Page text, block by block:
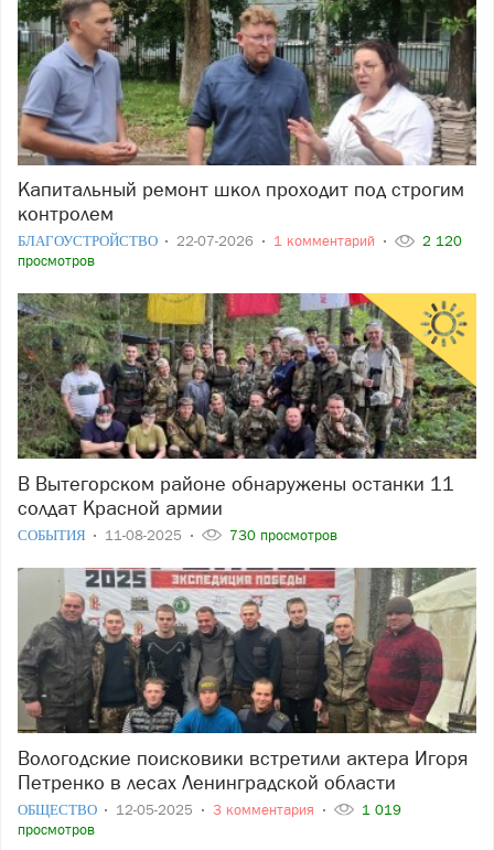
Капитальный ремонт школ проходит под строгим
контролем
БЛАГОУСТРОЙСТВО 22-07-2026 1 комментарий
2 120
просмотров
В Вытегорском районе обнаружены останки 11
солдат Красной армии
СОБЫТИЯ 11-08-2025 730 просмотров
Вологодские поисковики встретили актера Игоря
Петренко в лесах Ленинградской области
ОБЩЕСТВО 12-05-2025 3 комментария
1 019
просмотров